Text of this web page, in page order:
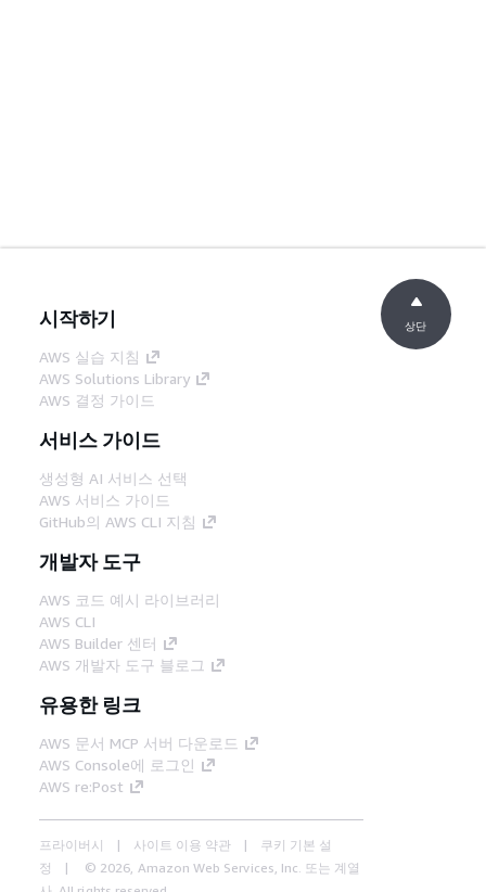
시작하기
AWS 실습 지침
AWS Solutions Library
AWS 결정 가이드
서비스 가이드
생성형 AI 서비스 선택
AWS 서비스 가이드
GitHub의 AWS CLI 지침
개발자 도구
AWS 코드 예시 라이브러리
AWS CLI
AWS Builder 센터
AWS 개발자 도구 블로그
유용한 링크
AWS 문서 MCP 서버 다운로드
AWS Console에 로그인
AWS re:Post
프라이버시 사이트 이용 약관
쿠키 기본 설
정
© 2026, Amazon Web Services, Inc. 또는 계열
상단